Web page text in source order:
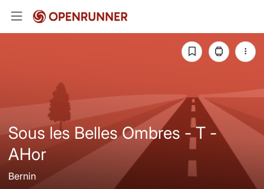
Sous les Belles Ombres - T -
AHor
Bernin